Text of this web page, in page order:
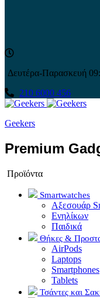
Δευτέρα-Παρασκευή
210 6000 456
Geekers
Premium
Προϊόντα
Smartwatches
Αξεσουάρ
Ενηλίκων
Παιδικά
Θήκες &
AirPods
Laptops
Smartphones
Tablets
Τσάντες και